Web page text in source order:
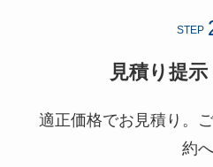
STEP
見積り提
適正価格でお見積り。
約へ